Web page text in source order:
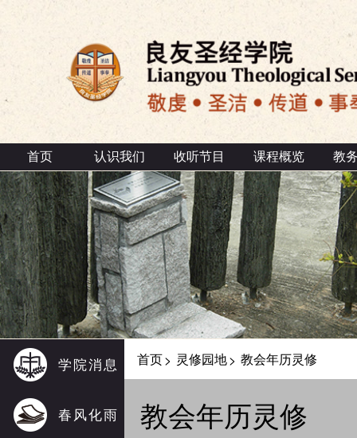
首页 认识我们 收听节目 课程概览 教
学院消息
春风化雨
首页> 灵修园地> 教会年历灵修
教会年历灵修